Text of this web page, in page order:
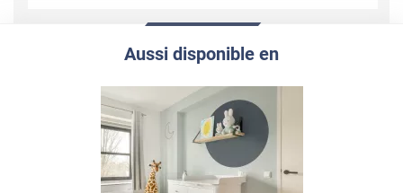
Aussi disponible en